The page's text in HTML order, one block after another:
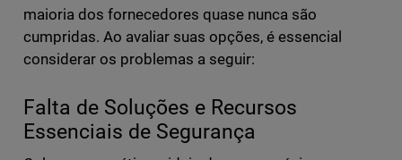
maioria dos fornecedores quase nunca são
cumpridas. Ao avaliar suas opções, é essencial
considerar os problemas a seguir:
Falta de Soluções e Recursos
Essenciais de Segurança